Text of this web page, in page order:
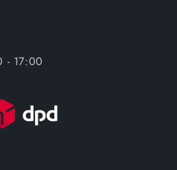
- 17:00